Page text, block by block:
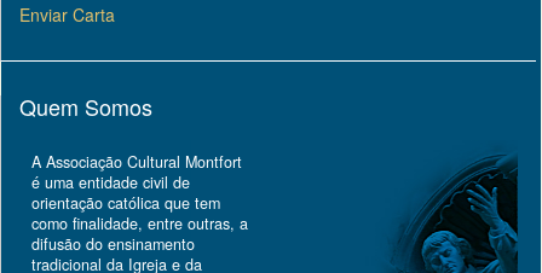
Enviar Carta
Quem Somos
A Associação Cultural Montfort
é uma entidade civil de
orientação católica que tem
como finalidade, entre outras, a
difusão do ensinamento
tradicional da Igreja e da